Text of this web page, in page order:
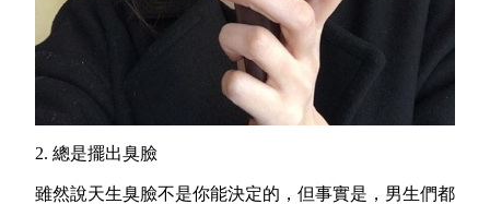
2. 總是擺出臭臉
雖然說天生臭臉不是你能決定的，但事實是，男生們都